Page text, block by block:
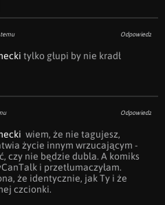
Odpowiedz
tylko głupi by nie kradł
Odpowiedz
  wiem, że nie tagujesz,
życie innym wrzucającym -
czy nie będzie dubla. A komiks
i przetłumaczyłam.
że identycznie, jak Ty i że
czcionki.